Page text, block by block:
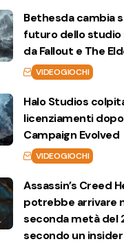
Bethesda cambia
futuro dello studio
da Fallout e The
VIDEOGIOCHI
Halo Studios
licenziamenti dopo
Campaign Evolved
VIDEOGIOCHI
Assassin’s Creed
potrebbe arrivare
seconda metà del
secondo un insider